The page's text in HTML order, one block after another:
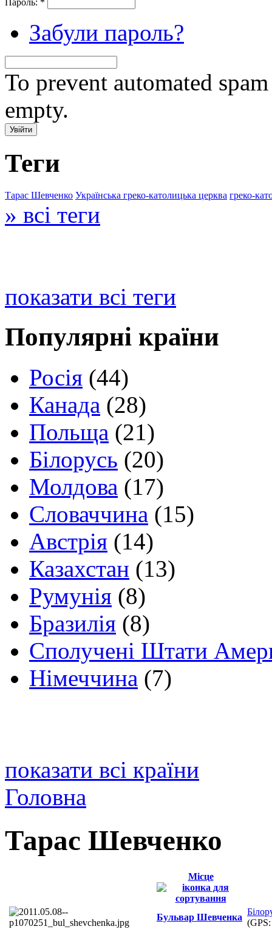
Забули пароль?
To prevent automated
empty.
Теги
Тарас Шевченко Українська греко-католицька церква греко-
» всі теги
показати всі теги
Популярні країни
Росія (44)
Канада (28)
Польща (21)
Білорусь (20)
Молдова (17)
Словаччина (15)
Австрія (14)
Казахстан (13)
Румунія (8)
Бразилія (8)
Сполучені Штати
Німеччина (7)
показати всі країни
Головна
Тарас Шевченко
Місце
Бульвар Шевченка